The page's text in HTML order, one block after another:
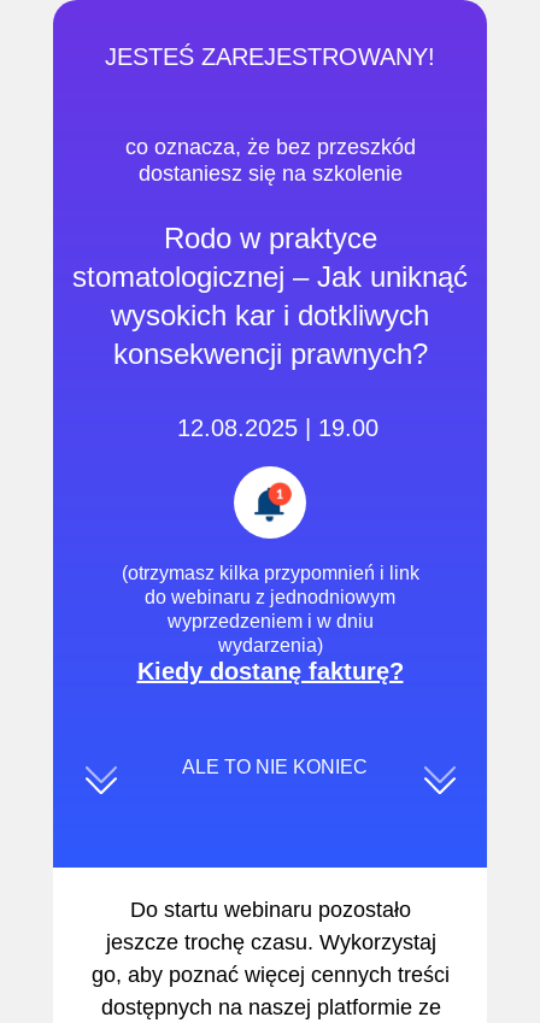
JESTEŚ ZAREJESTROWANY!
co oznacza, że ​​bez przeszkód
dostaniesz się na szkolenie
12.08.2025 | 19.00
(otrzymasz kilka przypomnień i link
do webinaru z jednodniowym
wyprzedzeniem i w dniu
wydarzenia)
ALE TO NIE KONIEC
Rodo w praktyce
stomatologicznej – Jak uniknąć
wysokich kar i dotkliwych
konsekwencji prawnych?
Kiedy dostanę fakturę?
Do startu webinaru pozostało
jeszcze trochę czasu. Wykorzystaj
go, aby poznać więcej cennych treści
dostępnych na naszej platformie ze